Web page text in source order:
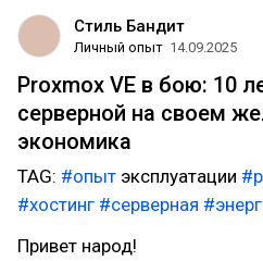
Стиль Бандит
Личный опыт 14.09.2025
Proxmox VE в бою: 10
серверной на своем
экономика
TAG: #опыт эксплуатации
#хостинг #серверная
Привет народ!